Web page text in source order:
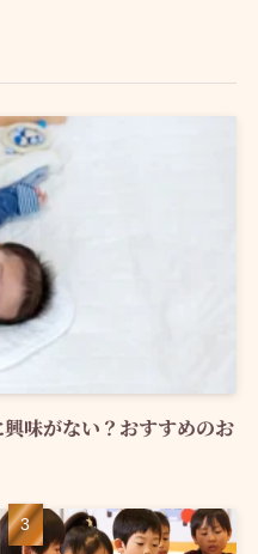
味がない？おすすめのお